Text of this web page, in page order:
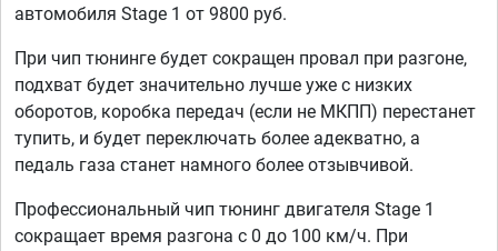
автомобиля Stage 1 от 9800 руб.
При чип тюнинге будет сокращен провал при разгоне,
подхват будет значительно лучше уже с низких
оборотов, коробка передач (если не МКПП) перестанет
тупить, и будет переключать более адекватно, а
педаль газа станет намного более отзывчивой.
Профессиональный чип тюнинг двигателя Stage 1
сокращает время разгона с 0 до 100 км/ч. При